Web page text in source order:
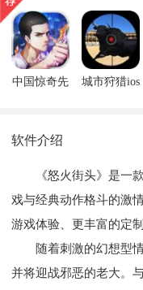
中国惊奇先
城市狩猎ios
软件介绍
《怒火街头》是一款
戏与经典动作格斗的激
游戏体验、更丰富的定
随着刺激的幻想型情
并将迎战邪恶的老大。